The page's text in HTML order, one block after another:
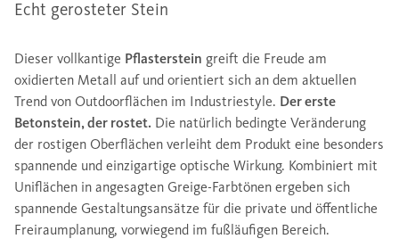
Echt gerosteter Stein
Dieser vollkantige Pflasterstein greift die Freude am
oxidierten Metall auf und orientiert sich an dem aktuellen
Trend von Outdoorflächen im Industriestyle. Der erste
Betonstein, der rostet. Die natürlich bedingte Veränderung
der rostigen Oberflächen verleiht dem Produkt eine besonders
spannende und einzigartige optische Wirkung. Kombiniert mit
Uniflächen in angesagten Greige-Farbtönen ergeben sich
spannende Gestaltungsansätze für die private und öffentliche
Freiraumplanung, vorwiegend im fußläufigen Bereich.